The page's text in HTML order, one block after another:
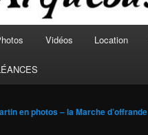
Vidéos Location
en photos – la Marche d’offrande